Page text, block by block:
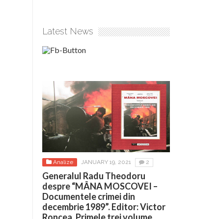
Latest News
Analize JANUARY 19, 2021 2
Generalul Radu Theodoru
despre “MÂNA MOSCOVEI –
Documentele crimei din
decembrie 1989”. Editor: Victor